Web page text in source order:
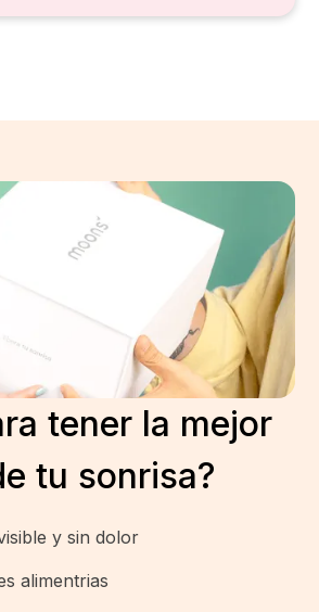
tener la mejor
tu sonrisa?
y sin dolor
alimentrias